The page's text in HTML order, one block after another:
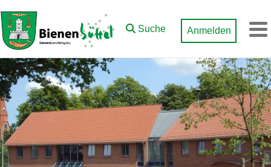
Zum Hauptinhalt springen
Suche Anmelden